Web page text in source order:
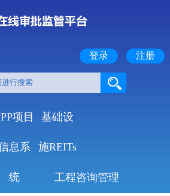
登录 注册
项目
息系
统
基础设
施REITs
工程咨询管理